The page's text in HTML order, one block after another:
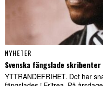
NYHETER
Svenska fängslade
YTTRANDEFRIHET. Det har